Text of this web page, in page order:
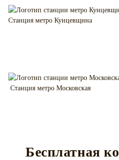
Станция метро Кунцевщина
Станция метро Московская
Бесплатная